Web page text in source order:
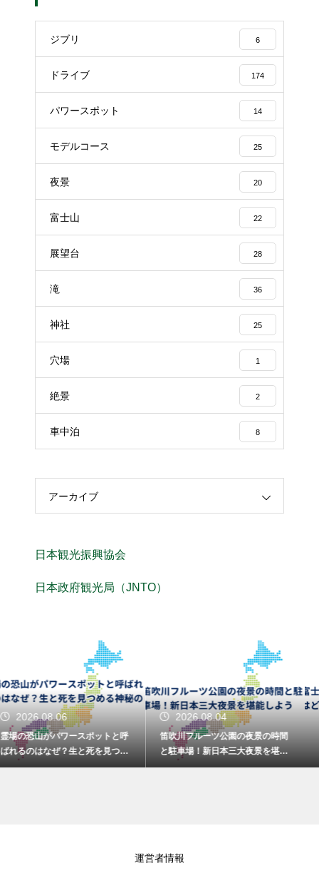
ジブリ 6
ドライブ 174
パワースポット 14
モデルコース 25
夜景 20
富士山 22
展望台 28
滝 36
神社 25
穴場 1
絶景 2
車中泊 8
アーカイブ
日本観光振興協会
日本政府観光局（JNTO）
2026.08.04
笛吹川フルーツ公園の夜景の時間
と駐車場！新日本三大夜景を堪能
しよう
2026.08.02
富士川SAの下りで富士山が見え
る場所はどこ？休憩がてら絶景を
楽しむコツ
運営者情報